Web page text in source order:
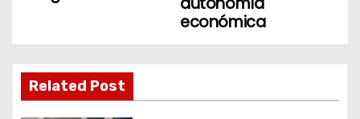
a
c
económica
Related Post